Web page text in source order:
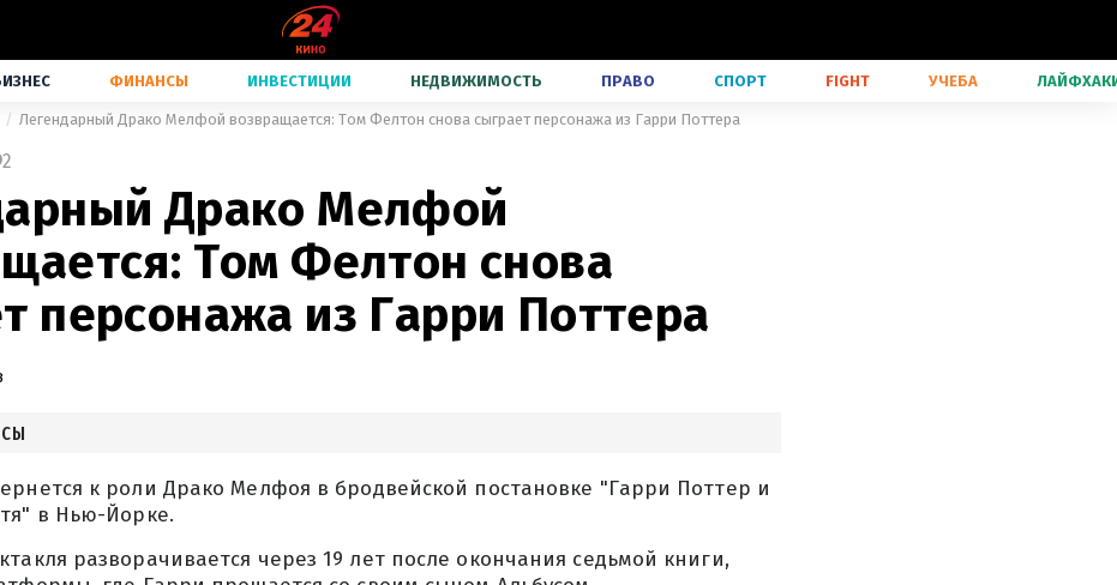
ФИНАНСЫ ИНВЕСТИЦИИ НЕДВИЖИМОСТЬ ПРАВО СПОРТ FIGHT УЧЕБА
Легендарный Драко Мелфой возвращается: Том Фелтон снова сыграет персонажа из Гарри Поттера
2
Драко Мелфой
Том Фелтон снова
персонажа из Гарри Поттера
к роли Драко Мелфоя в бродвейской постановке "Гарри Поттер и
в Нью-Йорке.
разворачивается через 19 лет после окончания седьмой книги,